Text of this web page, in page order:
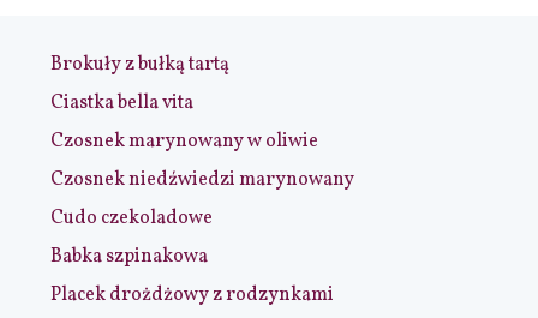
Brokuły z bułką tartą
Ciastka bella vita
Czosnek marynowany w oliwie
Czosnek niedźwiedzi marynowany
Cudo czekoladowe
Babka szpinakowa
Placek drożdżowy z rodzynkami